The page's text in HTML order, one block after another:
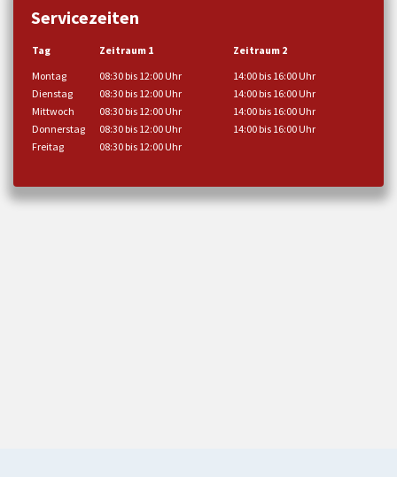
Servicezeiten
Tag Zeitraum 1
Zeitraum 2
Montag
08:30 bis 12:00 Uhr
14:00 bis 16:00 Uhr
Dienstag
08:30 bis 12:00 Uhr
14:00 bis 16:00 Uhr
Mittwoch
08:30 bis 12:00 Uhr
14:00 bis 16:00 Uhr
Donnerstag
08:30 bis 12:00 Uhr
14:00 bis 16:00 Uhr
Freitag
08:30 bis 12:00 Uhr